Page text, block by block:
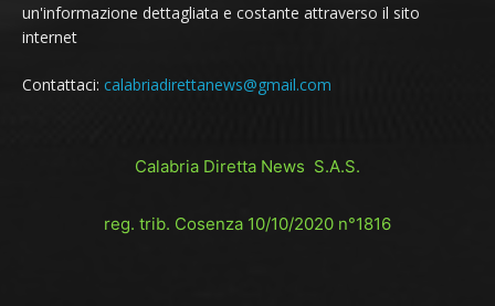
un'informazione dettagliata e costante attraverso il sito
internet
Contattaci: calabriadirettanews@gmail.com
Calabria Diretta News S.A.S.
reg. trib. Cosenza 10/10/2020 n°1816